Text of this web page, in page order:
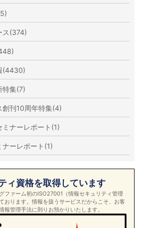
ス(374)
(4430)
特集(7)
創刊10周年特集(4)
ミナーレポート(1)
ーレポート(1)
ィ資格を取得しています
ファーム初のISO27001（情報セキュリティ管理
おります。情報を扱うサービスだからこそ、お客
報管理手法に則りお預かりいたします。